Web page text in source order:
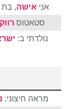
אני אישה,
סטאטוס
נולדתי ב:
מראה חיצוני: